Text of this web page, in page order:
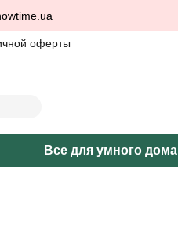
оферты
Все для умного дома